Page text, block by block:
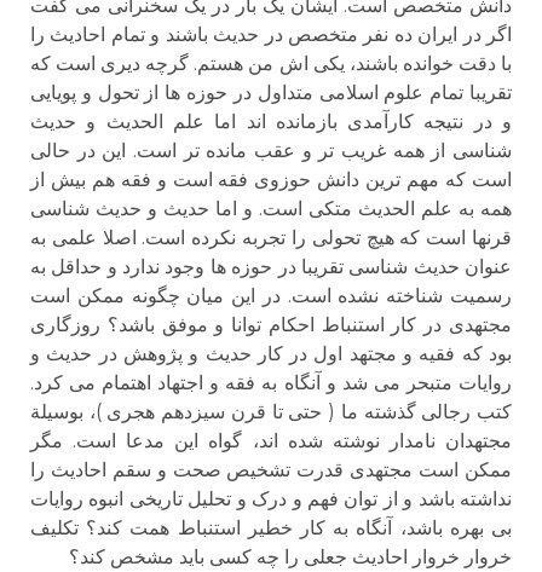
دانش متخصص است. ایشان یک بار در یک سخنرانی می گفت
اگر در ایران ده نفر متخصص در حدیث باشند و تمام احادیث را
با دقت خوانده باشند، یکی اش من هستم. گرچه دیری است که
تقریبا تمام علوم اسلامی متداول در حوزه ها از تحول و پویایی
و در نتیجه کارآمدی بازمانده اند اما علم الحدیث و حدیث
شناسی از همه غریب تر و عقب مانده تر است. این در حالی
است که مهم ترین دانش حوزوی فقه است و فقه هم بیش از
همه به علم الحدیث متکی است. و اما حدیث و حدیث شناسی
قرنها است که هیچ تحولی را تجربه نکرده است. اصلا علمی به
عنوان حدیث شناسی تقریبا در حوزه ها وجود ندارد و حداقل به
رسمیت شناخته نشده است. در این میان چگونه ممکن است
مجتهدی در کار استنباط احکام توانا و موفق باشد؟ روزگاری
بود که فقیه و مجتهد اول در کار حدیث و پژوهش در حدیث و
روایات متبحر می شد و آنگاه به فقه و اجتهاد اهتمام می کرد.
کتب رجالی گذشته ما ( حتی تا قرن سیزدهم هجری )، بوسیلة
مجتهدان نامدار نوشته شده اند، گواه این مدعا است. مگر
ممکن است مجتهدی قدرت تشخیص صحت و سقم احادیث را
نداشته باشد و از توان فهم و درک و تحلیل تاریخی انبوه روایات
بی بهره باشد، آنگاه به کار خطیر استنباط همت کند؟ تکلیف
خروار خروار احادیث جعلی را چه کسی باید مشخص کند؟